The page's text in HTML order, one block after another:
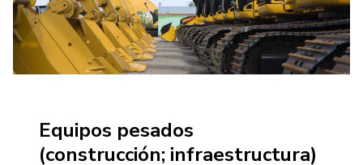
Equipos pesados
(construcción; infraestructura)